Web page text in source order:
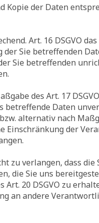
Kopie der Daten
Art. 16 DSGVO
der Sie betreffenden
Sie betreffenden
des Art. 17
betreffende Daten
alternativ nach
Einschränkung der
zu verlangen, dass die
die Sie uns
Art. 20 DSGVO zu
an andere